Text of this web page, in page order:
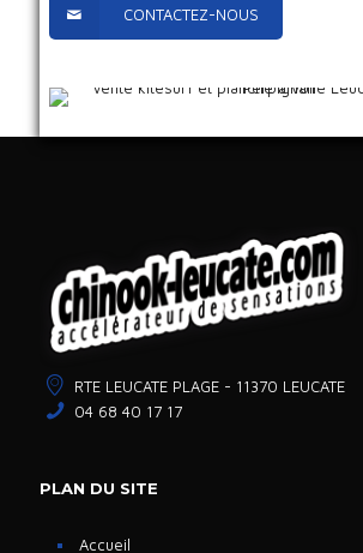
CONTACTEZ-NOUS
RTE LEUCATE PLAGE - 11370 LEUCATE
04 68 40 17 17
PLAN DU SITE
Accueil